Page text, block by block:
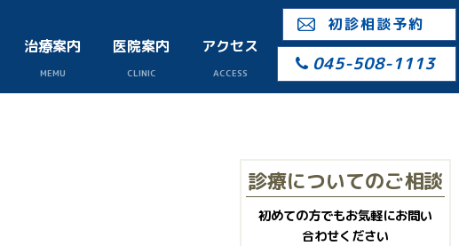
治療案内
MEMU
医院案内
CLINIC
アクセス
ACCESS
初診相談予約
045-508-1113
診療についてのご相談
初めての方でもお気軽にお問い
合わせください